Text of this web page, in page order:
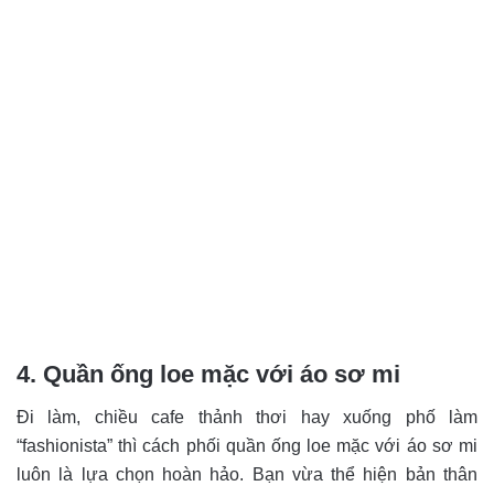
4. Quần ống loe mặc với áo sơ mi
Đi làm, chiều cafe thảnh thơi hay xuống phố làm
“fashionista” thì cách phối quần ống loe mặc với áo sơ mi
luôn là lựa chọn hoàn hảo. Bạn vừa thể hiện bản thân